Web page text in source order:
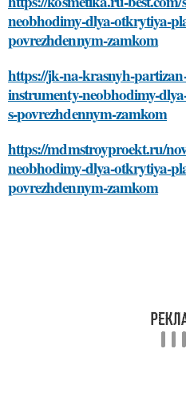
neobhodimy-dlya-otkrytiya-
povrezhdennym-zamkom
https://jk-na-krasnyh-
instrumenty-neobhodimy-
s-povrezhdennym-zamkom
https://mdmstroyproekt.ru/
neobhodimy-dlya-otkrytiya-
povrezhdennym-zamkom